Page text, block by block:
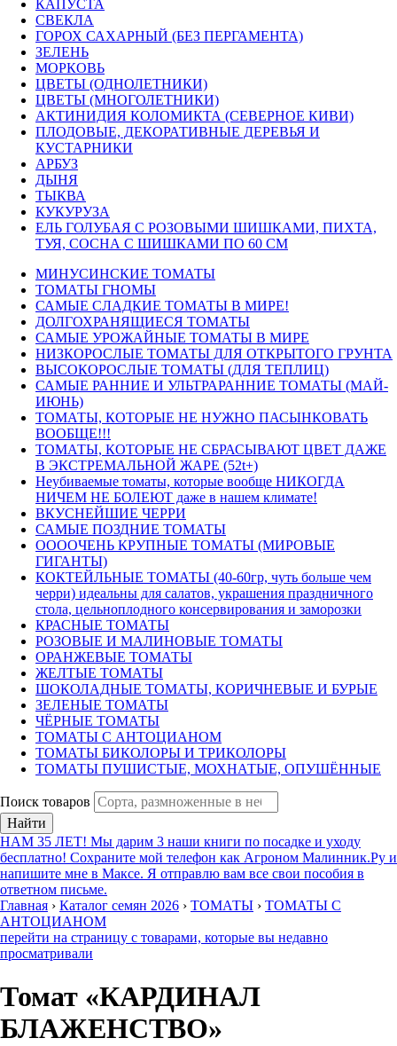
КАПУСТА
СВЕКЛА
ГОРОХ САХАРНЫЙ (БЕЗ ПЕРГАМЕНТА)
ЗЕЛЕНЬ
МОРКОВЬ
ЦВЕТЫ (ОДНОЛЕТНИКИ)
ЦВЕТЫ (МНОГОЛЕТНИКИ)
АКТИНИДИЯ КОЛОМИКТА (СЕВЕРНОЕ КИВИ)
ПЛОДОВЫЕ, ДЕКОРАТИВНЫЕ ДЕРЕВЬЯ И
КУСТАРНИКИ
АРБУЗ
ДЫНЯ
ТЫКВА
КУКУРУЗА
ЕЛЬ ГОЛУБАЯ С РОЗОВЫМИ ШИШКАМИ, ПИХТА,
ТУЯ, СОСНА С ШИШКАМИ ПО 60 СМ
МИНУСИНСКИЕ ТОМАТЫ
ТОМАТЫ ГНОМЫ
САМЫЕ СЛАДКИЕ ТОМАТЫ В МИРЕ!
ДОЛГОХРАНЯЩИЕСЯ ТОМАТЫ
САМЫЕ УРОЖАЙНЫЕ ТОМАТЫ В МИРЕ
НИЗКОРОСЛЫЕ ТОМАТЫ ДЛЯ ОТКРЫТОГО ГРУНТА
ВЫСОКОРОСЛЫЕ ТОМАТЫ (ДЛЯ ТЕПЛИЦ)
САМЫЕ РАННИЕ И УЛЬТРАРАННИЕ ТОМАТЫ (МАЙ-
ИЮНЬ)
ТОМАТЫ, КОТОРЫЕ НЕ НУЖНО ПАСЫНКОВАТЬ
ВООБЩЕ!!!
ТОМАТЫ, КОТОРЫЕ НЕ СБРАСЫВАЮТ ЦВЕТ ДАЖЕ
В ЭКСТРЕМАЛЬНОЙ ЖАРЕ (52t+)
Неубиваемые томаты, которые вообще НИКОГДА
НИЧЕМ НЕ БОЛЕЮТ даже в нашем климате!
ВКУСНЕЙШИЕ ЧЕРРИ
САМЫЕ ПОЗДНИЕ ТОМАТЫ
ООООЧЕНЬ КРУПНЫЕ ТОМАТЫ (МИРОВЫЕ
ГИГАНТЫ)
КОКТЕЙЛЬНЫЕ ТОМАТЫ (40-60гр, чуть больше чем
черри) идеальны для салатов, украшения праздничного
стола, цельноплодного консервирования и заморозки
КРАСНЫЕ ТОМАТЫ
РОЗОВЫЕ И МАЛИНОВЫЕ ТОМАТЫ
ОРАНЖЕВЫЕ ТОМАТЫ
ЖЕЛТЫЕ ТОМАТЫ
ШОКОЛАДНЫЕ ТОМАТЫ, КОРИЧНЕВЫЕ И БУРЫЕ
ЗЕЛЕНЫЕ ТОМАТЫ
ЧЁРНЫЕ ТОМАТЫ
ТОМАТЫ С АНТОЦИАНОМ
ТОМАТЫ БИКОЛОРЫ И ТРИКОЛОРЫ
ТОМАТЫ ПУШИСТЫЕ, МОХНАТЫЕ, ОПУШЁННЫЕ
Поиск товаров
Найти
НАМ 35 ЛЕТ! Мы дарим 3 наши книги по посадке и уходу
бесплатно! Сохраните мой телефон как Агроном Малинник.Ру и
напишите мне в Максе. Я отправлю вам все свои пособия в
ответном письме.
Главная › Каталог семян 2026 › ТОМАТЫ › ТОМАТЫ С
АНТОЦИАНОМ
перейти на страницу с товарами, которые вы недавно
просматривали
Томат «КАРДИНАЛ
БЛАЖЕНСТВО»